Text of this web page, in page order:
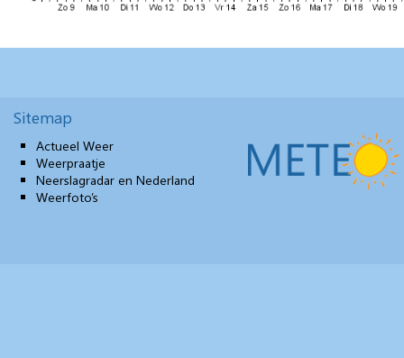
Sitemap
Actueel Weer
Weerpraatje
Neerslagradar en Nederland
Weerfoto’s